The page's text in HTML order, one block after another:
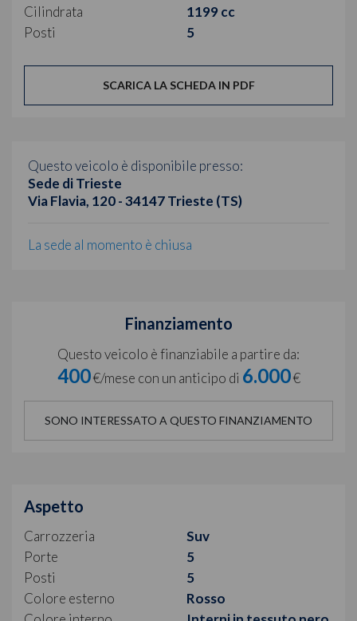
Cilindrata
1199 cc
Posti
5
SCARICA LA SCHEDA IN PDF
Questo veicolo è disponibile presso:
Sede di Trieste
Via Flavia, 120 - 34147 Trieste (TS)
La sede al momento è chiusa
Finanziamento
Questo veicolo è finanziabile a partire da:
400€/mese con un anticipo di 6.000€
SONO INTERESSATO A QUESTO FINANZIAMENTO
Aspetto
Carrozzeria
Suv
Porte
5
Posti
5
Colore esterno
Rosso